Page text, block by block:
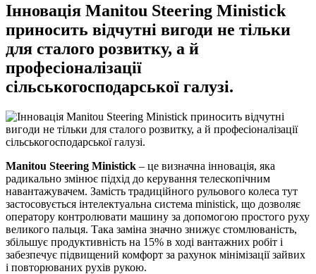
Інновація Manitou Steering Ministick
приносить відчутні вигоди не тільки
для сталого розвитку, а й
професіоналізації
сільськогосподарської галузі.
Manitou Steering Ministick – це визначна інновація, яка
радикально змінює підхід до керування телескопічним
навантажувачем. Замість традиційного рульового колеса тут
застосовується інтелектуальна система ministick, що дозволяє
оператору контролювати машину за допомогою простого руху
великого пальця. Така заміна значно знижує стомлюваність,
збільшує продуктивність на 15% в ході вантажних робіт і
забезпечує підвищений комфорт за рахунок мінімізації зайвих
і повторюваних рухів рукою.